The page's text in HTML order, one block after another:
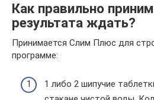
Как правильно
результата ждать?
Принимается Слим Плюс для
программе:
1 либо 2 шипучие